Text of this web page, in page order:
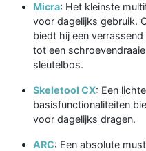
Micra: Het kleinste
voor dagelijks gebruik.
biedt hij een
tot een
sleutelbos.
Skeletool CX: Een
basisfunctionaliteiten
voor dagelijks dragen.
ARC: Een absolute